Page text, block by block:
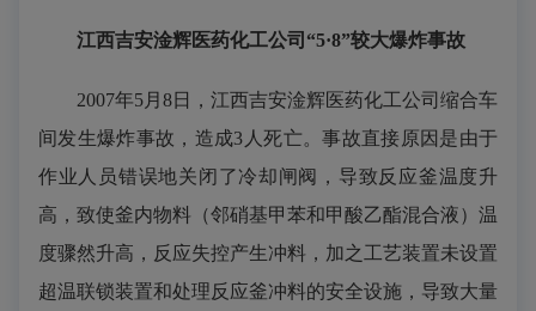
江西吉安淦辉医药化工公司“5·8”较大爆炸事故
2007年5月8日，江西吉安淦辉医药化工公司缩合车
间发生爆炸事故，造成3人死亡。事故直接原因是由于
作业人员错误地关闭了冷却闸阀，导致反应釜温度升
高，致使釜内物料（邻硝基甲苯和甲酸乙酯混合液）温
度骤然升高，反应失控产生冲料，加之工艺装置未设置
超温联锁装置和处理反应釜冲料的安全设施，导致大量